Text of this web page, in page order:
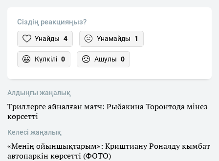
Сіздің реакцияңыз?
Ұнайды 4 Ұнамайды 1
Күлкілі 0 Ашулы 0
Алдыңғы жаңалық
Триллерге айналған матч: Рыбакина Торонтода мінез
көрсетті
Келесі жаңалық
«Менің ойыншықтарым»: Криштиану Роналду қымбат
автопаркін көрсетті (ФОТО)